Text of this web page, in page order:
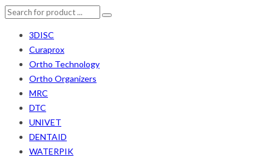
3DISC
Curaprox
Ortho Technology
Ortho Organizers
MRC
DTC
UNIVET
DENTAID
WATERPIK